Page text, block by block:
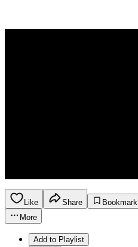
Like Share
Bookmark
More
Add to Playlist